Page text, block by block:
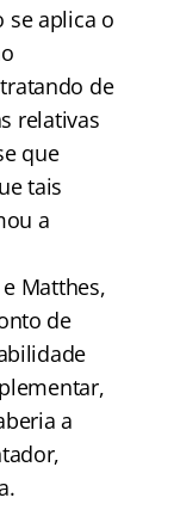
se aplica o
de
relativas
que
tais
a
Matthes,
de
a